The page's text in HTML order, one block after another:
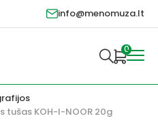
info@menomuza.lt
0
tušas KOH-I-NOOR 20g